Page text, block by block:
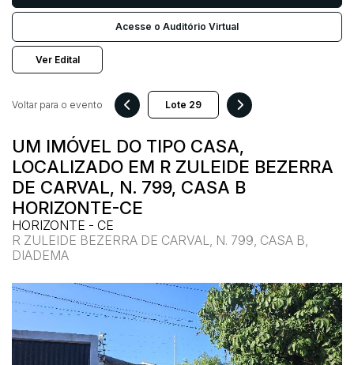
Acesse o Auditório Virtual
Ver Edital
UM IMÓVEL DO TIPO CASA,
LOCALIZADO EM R ZULEIDE BEZERRA
DE CARVAL, N. 799, CASA B
HORIZONTE-CE
HORIZONTE - CE
R ZULEIDE BEZERRA DE CARVAL, N. 799, CASA B,
DIADEMA
Voltar para o evento